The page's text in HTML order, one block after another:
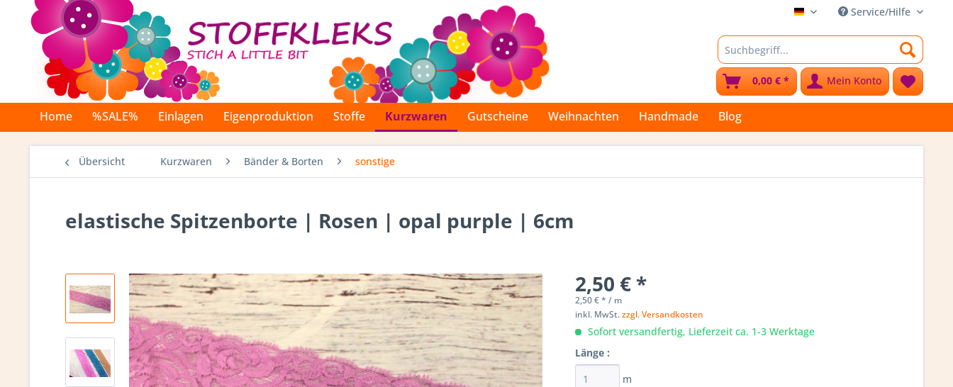
Stoffkleks Service/Hilfe
Mein Konto
0,00 € *
Home %SALE% Einlagen Eigenproduktion Stoffe Kurzwaren Gutscheine Weihnachten Handmade Blog
Übersicht Kurzwaren Bänder & Borten sonstige
elastische Spitzenborte | Rosen | opal purple | 6cm
2,50 € *
2,50 € * / m
inkl. MwSt.zzgl. Versandkosten
Sofort versandfertig, Lieferzeit ca. 1-3 Werktage
Länge :
m